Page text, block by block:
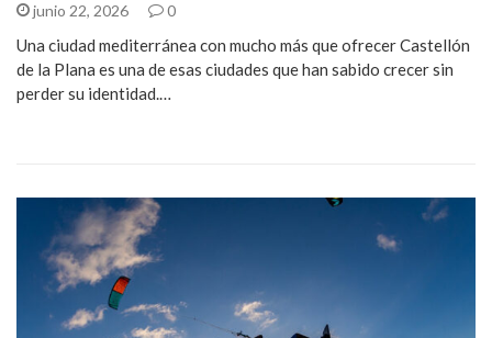
junio 22, 2026 0
Una ciudad mediterránea con mucho más que ofrecer Castellón
de la Plana es una de esas ciudades que han sabido crecer sin
perder su identidad.…